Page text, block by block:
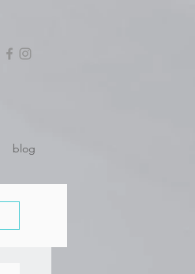
blog